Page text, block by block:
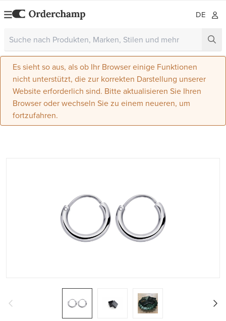
DE
Es sieht so aus, als ob Ihr Browser einige Funktionen
nicht unterstützt, die zur korrekten Darstellung unserer
Website erforderlich sind. Bitte aktualisieren Sie Ihren
Browser oder wechseln Sie zu einem neueren, um
fortzufahren.